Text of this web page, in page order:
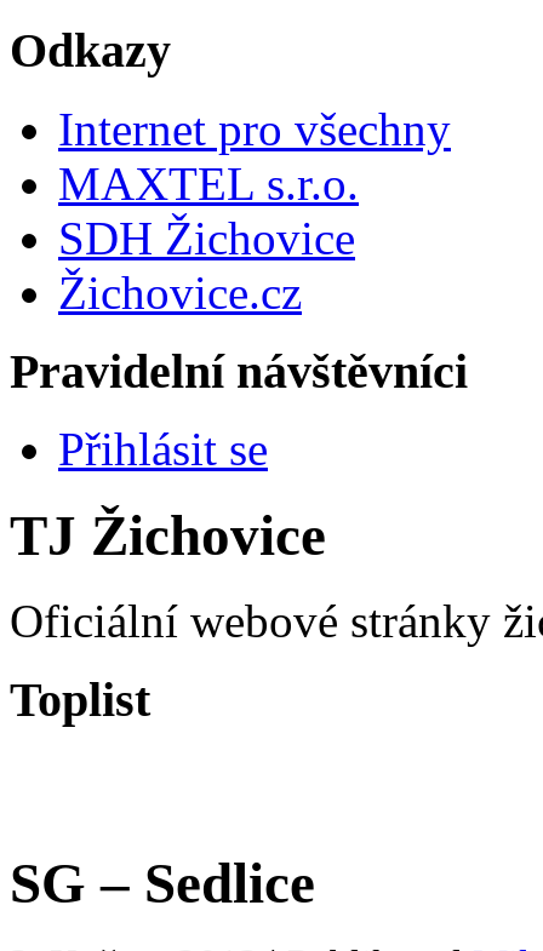
Odkazy
Internet pro všechny
MAXTEL s.r.o.
SDH Žichovice
Žichovice.cz
Pravidelní návštěvníci
Přihlásit se
TJ Žichovice
Oficiální webové stránky
Toplist
SG – Sedlice